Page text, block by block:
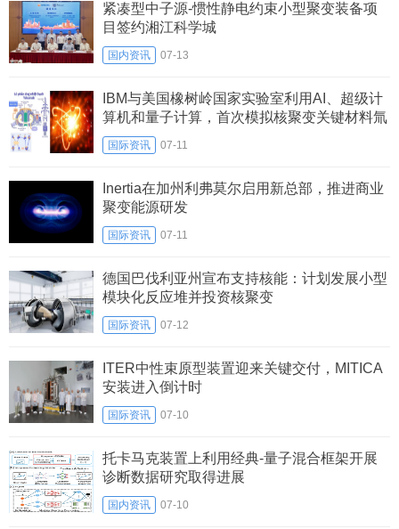
紧凑型中子源‑惯性静电约束小型聚变装备项
目签约湘江科学城
国内资讯 07-13
IBM与美国橡树岭国家实验室利用AI、超级计
算机和量子计算，首次模拟核聚变关键材料氚
的制备路径
国际资讯 07-11
Inertia在加州利弗莫尔启用新总部，推进商业
聚变能源研发
国际资讯 07-11
德国巴伐利亚州宣布支持核能：计划发展小型
模块化反应堆并投资核聚变
国际资讯 07-12
ITER中性束原型装置迎来关键交付，MITICA
安装进入倒计时
国际资讯 07-10
托卡马克装置上利用经典‑量子混合框架开展
诊断数据研究取得进展
国内资讯 07-10